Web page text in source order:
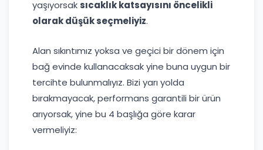
yaşıyorsak sıcaklık katsayısını öncelikli
olarak düşük seçmeliyiz.
Alan sıkıntımız yoksa ve geçici bir dönem için
bağ evinde kullanacaksak yine buna uygun bir
tercihte bulunmalıyız. Bizi yarı yolda
bırakmayacak, performans garantili bir ürün
arıyorsak, yine bu 4 başlığa göre karar
vermeliyiz: